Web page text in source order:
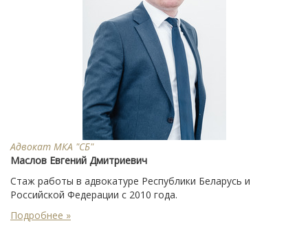
Адвокат МКА "СБ"
Маслов Евгений Дмитриевич
Стаж работы в адвокатуре Республики Беларусь и
Российской Федерации с 2010 года.
Подробнее »